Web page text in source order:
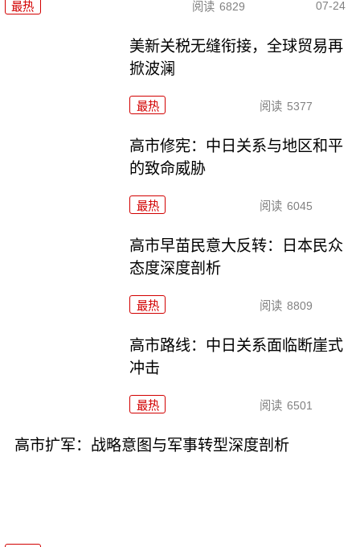
最热 阅读 6829 07-24
美新关税无缝衔接，全球贸易再
掀波澜
最热 阅读 5377
高市修宪：中日关系与地区和平
的致命威胁
最热 阅读 6045
高市早苗民意大反转：日本民众
态度深度剖析
最热 阅读 8809
高市路线：中日关系面临断崖式
冲击
最热 阅读 6501
高市扩军：战略意图与军事转型深度剖析